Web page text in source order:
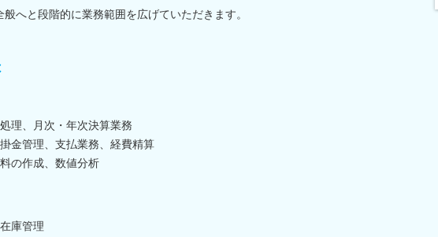
般へと段階的に業務範囲を広げていただきます。
理、月次・年次決算業務
金管理、支払業務、経費精算
の作成、数値分析
庫管理